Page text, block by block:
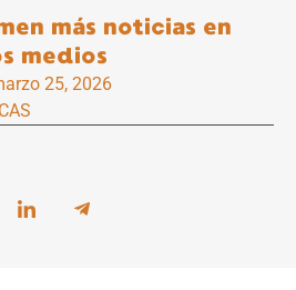
más noticias en
medios
25, 2026